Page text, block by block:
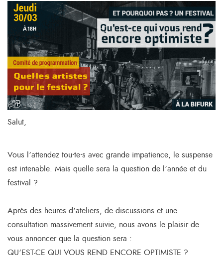
Salut,
Vous l’attendez tou⸱te⸱s avec grande impatience, le suspense
est intenable. Mais quelle sera la question de l’année et du
festival ?
Après des heures d’ateliers, de discussions et une
consultation massivement suivie, nous avons le plaisir de
vous annoncer que la question sera :
QU’EST-CE QUI VOUS REND ENCORE OPTIMISTE ?